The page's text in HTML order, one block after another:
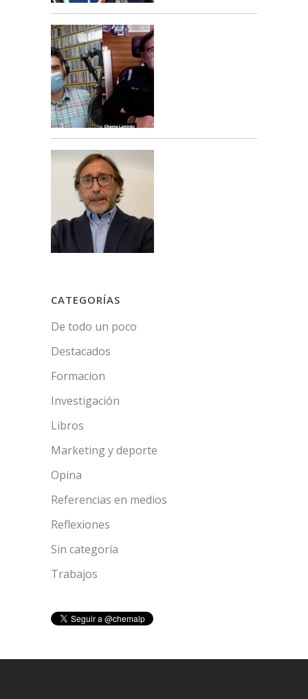
CATEGORÍAS
De todo un poco
Destacados
Formacion
Investigación
Libros
Marketing y deporte
Opina
Referencias en medios
Reflexiones
Sin categoría
Trabajos